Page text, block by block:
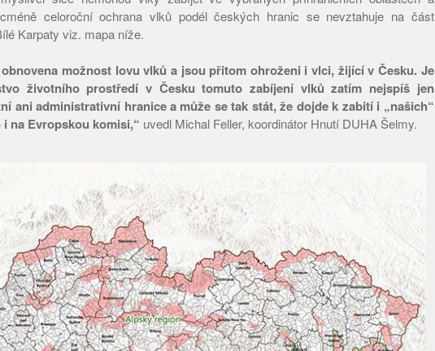
celoroční ochrana vlků podél českých hranic se nevztahuje na část
Karpaty viz. mapa níže.
možnost lovu vlků a jsou přitom ohroženi i vlci, žijící v Česku. Je
životního prostředí v Česku tomuto zabíjení vlků zatím nejspíš jen
ani administrativní hranice a může se tak stát, že dojde k zabití i „našich“
na Evropskou komisi,“ uvedl Michal Feller, koordinátor Hnutí DUHA Šelmy.